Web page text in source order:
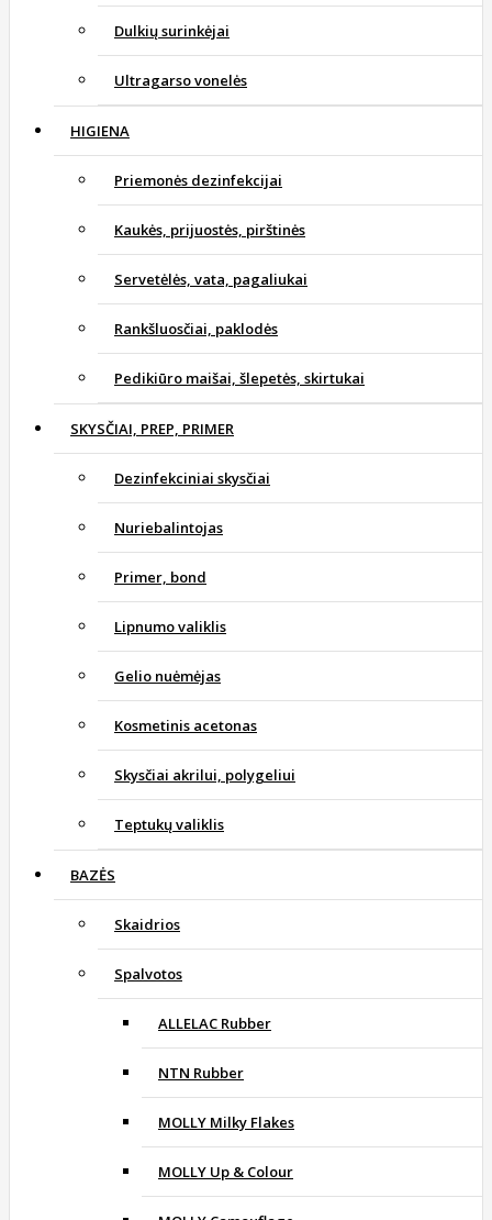
Dulkių surinkėjai
Ultragarso vonelės
HIGIENA
Priemonės dezinfekcijai
Kaukės, prijuostės, pirštinės
Servetėlės, vata, pagaliukai
Rankšluosčiai, paklodės
Pedikiūro maišai, šlepetės, skirtukai
SKYSČIAI, PREP, PRIMER
Dezinfekciniai skysčiai
Nuriebalintojas
Primer, bond
Lipnumo valiklis
Gelio nuėmėjas
Kosmetinis acetonas
Skysčiai akrilui, polygeliui
Teptukų valiklis
BAZĖS
Skaidrios
Spalvotos
ALLELAC Rubber
NTN Rubber
MOLLY Milky Flakes
MOLLY Up & Colour